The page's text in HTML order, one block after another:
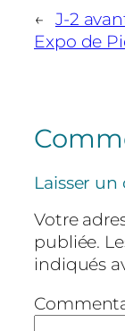
←
J-2
Expo de
Laisser
Votre
publiée.
indiqués